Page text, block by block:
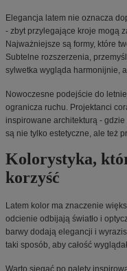
Elegancja latem nie oznacza
- zbyt przylegające kroje mogą
Najważniejsze są formy, które
Subtelne rozszerzenia,
sylwetka wygląda harmonijnie,
Nowoczesne podejście do
ogranicza ruchu. Projektanci
inspirowane architekturą -
są nie tylko estetyczne, ale też
Kolorystyka,
korzyść
Latem kolor ma znaczenie
odcienie odbijają światło i
barwy dodają elegancji i
taki sposób, aby całość